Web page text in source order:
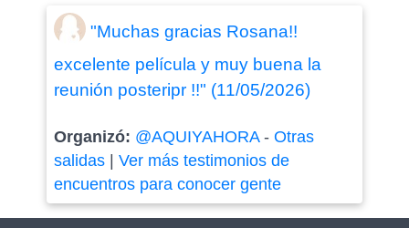
"Muchas gracias Rosana!!
excelente película y muy buena la
reunión posteripr !!" (11/05/2026)
Organizó: @AQUIYAHORA- Otras
salidas| Ver más testimonios de
encuentros para conocer gente